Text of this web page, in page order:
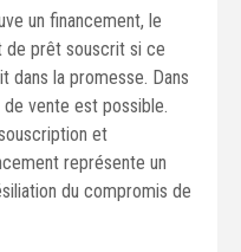
un financement, le
de prêt souscrit si ce
dans la promesse. Dans
de vente est possible.
et
représente un
du compromis de